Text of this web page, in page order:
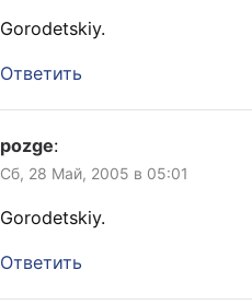
Gorodetskiy.
Ответить
pozge:
Сб, 28 Май, 2005 в 05:01
Gorodetskiy.
Ответить